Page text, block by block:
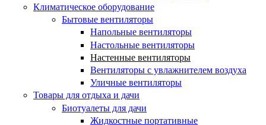
Климатическое оборудование
Бытовые вентиляторы
Напольные вентиляторы
Настольные вентиляторы
Настенные вентиляторы
Вентиляторы с увлажнителем воздуха
Уличные вентиляторы
Товары для отдыха и дачи
Биотуалеты для дачи
Жидкостные портативные